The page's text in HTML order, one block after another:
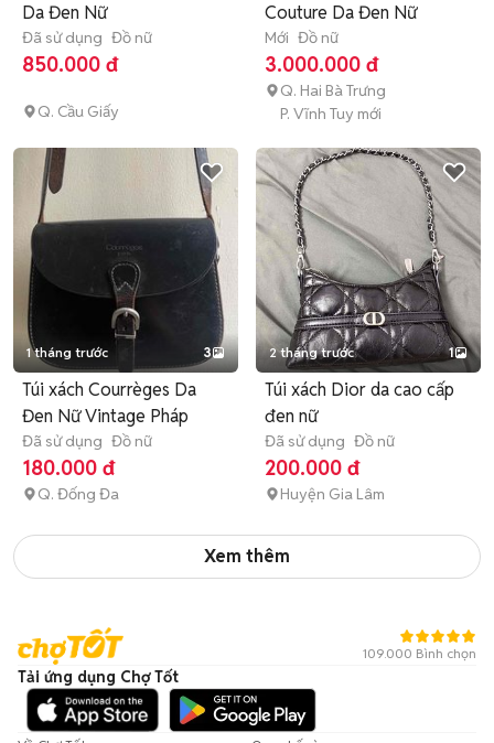
Da Đen Nữ
Đã sử dụng Đồ nữ
850.000 đ
Q. Cầu Giấy
Couture Da Đen Nữ
Mới Đồ nữ
3.000.000 đ
Q. Hai Bà Trưng
P. Vĩnh Tuy mới
1 tháng trước 3
Túi xách Courrèges Da
Đen Nữ Vintage Pháp
Đã sử dụng Đồ nữ
180.000 đ
Q. Đống Đa
2 tháng trước 1
Túi xách Dior da cao cấp
đen nữ
Đã sử dụng Đồ nữ
200.000 đ
Huyện Gia Lâm
Xem thêm
109.000 Bình chọn
Tải ứng dụng Chợ Tốt